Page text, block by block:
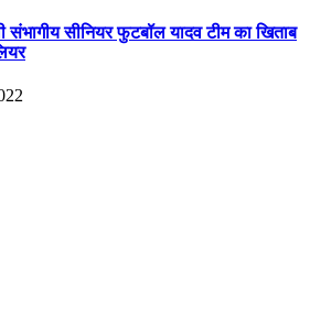
संभागीय सीनियर फुटबॉल यादव टीम का खिताब